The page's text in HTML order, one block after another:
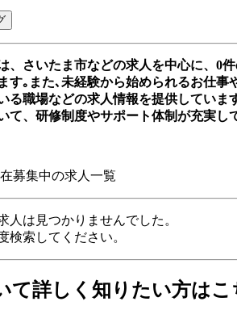
、さいたま市などの求人を中心に、0
す｡また､未経験から始められるお仕
る職場などの求人情報を提供してい
て、研修制度やサポート体制が充実し
募集中の求人一覧
人は見つかりませんでした。
検索してください。
て詳しく知りたい方はこ